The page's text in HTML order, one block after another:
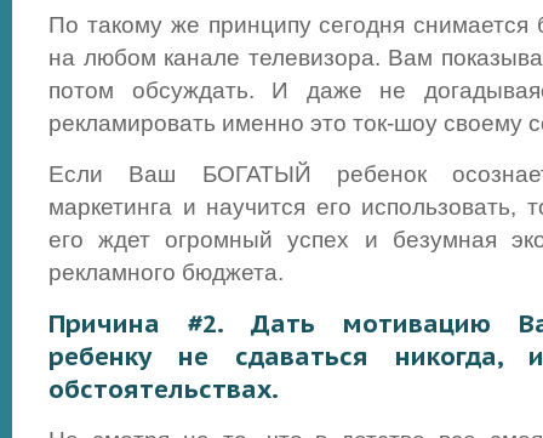
По такому же принципу сегодня снимается
на любом канале телевизора. Вам
потом обсуждать. И даже не
рекламировать именно это ток-шоу своему
Если Ваш БОГАТЫЙ ребенок
маркетинга и научится его использовать,
его ждет огромный успех и безумная
рекламного бюджета.
Причина #2. Дать мотивацию
ребенку не сдаваться
обстоятельствах.